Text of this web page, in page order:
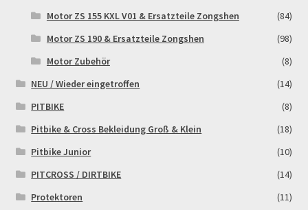
Motor ZS 155 KXL V01 & Ersatzteile Zongshen
(84)
Motor ZS 190 & Ersatzteile Zongshen
(98)
Motor Zubehör
(8)
NEU / Wieder eingetroffen
(14)
PITBIKE
(8)
Pitbike & Cross Bekleidung Groß & Klein
(18)
Pitbike Junior
(10)
PITCROSS / DIRTBIKE
(14)
Protektoren
(11)